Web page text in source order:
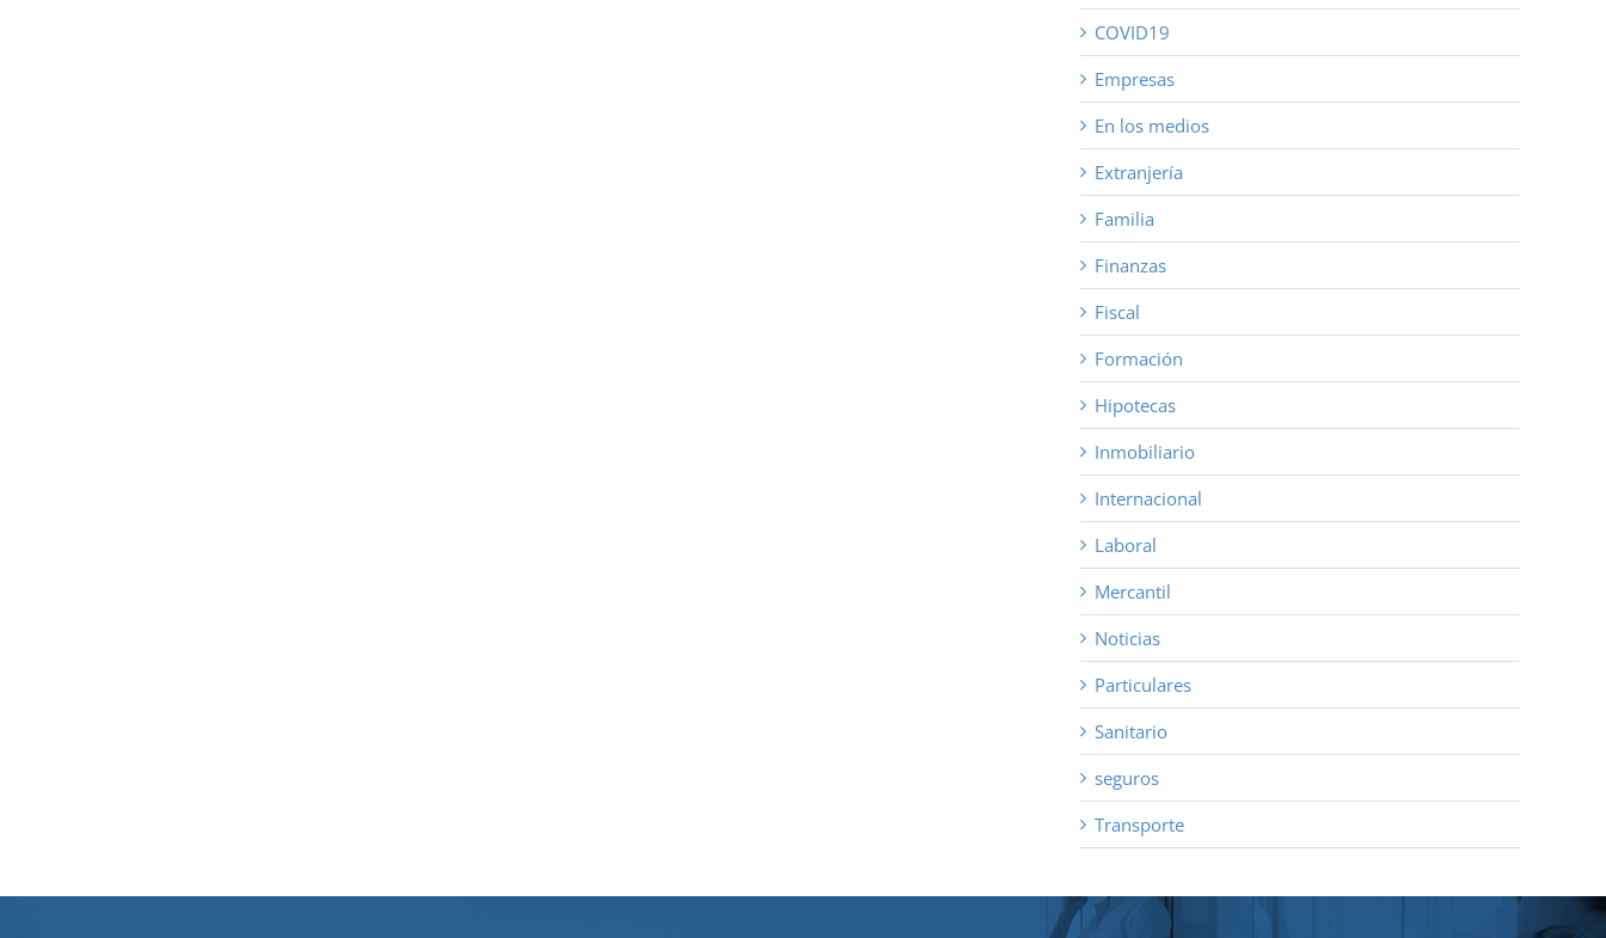
COVID19
Empresas
En los medios
Extranjería
Familia
Finanzas
Fiscal
Formación
Hipotecas
Inmobiliario
Internacional
Laboral
Mercantil
Noticias
Particulares
Sanitario
seguros
Transporte